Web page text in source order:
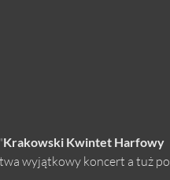
Krakowski Kwintet Harfowy
wyjątkowy koncert a tuż po